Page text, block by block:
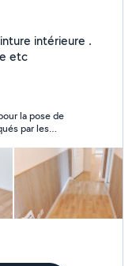
intérieure .
etc
la pose de
par les